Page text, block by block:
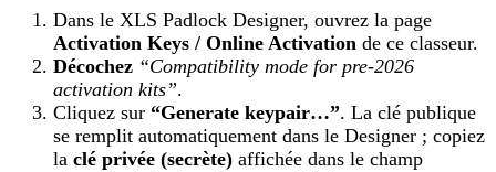
Dans le XLS Padlock Designer, ouvrez la page
Activation Keys / Online Activation de ce classeur.
Décochez “Compatibility mode for pre-2026
activation kits”.
Cliquez sur “Generate keypair…”. La clé publique
se remplit automatiquement dans le Designer ; copiez
la clé privée (secrète) affichée dans le champ